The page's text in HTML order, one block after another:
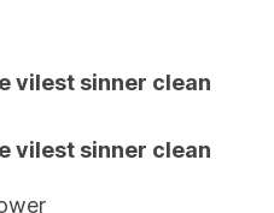
vilest sinner clean
vilest sinner clean